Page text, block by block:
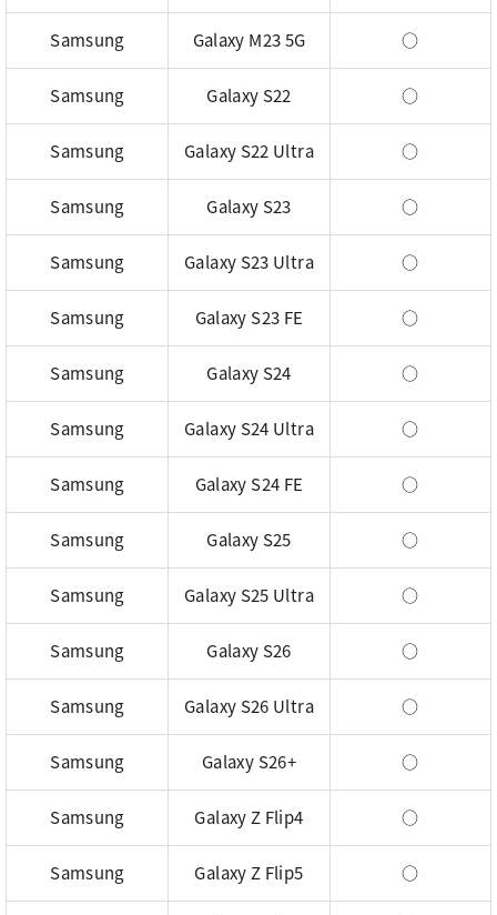
Samsung Galaxy M23 5G ○
Samsung Galaxy S22 ○
Samsung Galaxy S22 Ultra ○
Samsung Galaxy S23 ○
Samsung Galaxy S23 Ultra ○
Samsung Galaxy S23 FE ○
Samsung Galaxy S24 ○
Samsung Galaxy S24 Ultra ○
Samsung Galaxy S24 FE ○
Samsung Galaxy S25 ○
Samsung Galaxy S25 Ultra ○
Samsung Galaxy S26 ○
Samsung Galaxy S26 Ultra ○
Samsung Galaxy S26+ ○
Samsung Galaxy Z Flip4 ○
Samsung Galaxy Z Flip5 ○